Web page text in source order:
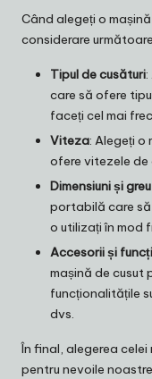
Când alegeți o
considerare
Tipul de cusături
care să ofere
faceți cel mai
Viteza: Alegeți o
ofere vitezele de
Dimensiuni și
portabilă care
o utilizați în mod
Accesorii și
mașină de cusut
funcționalitățile
dvs.
În final, alegerea
pentru nevoile